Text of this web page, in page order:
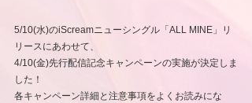
5/10(水)のiScreamニューシングル「ALL MINE」リ
リースにあわせて、
4/10(金)先行配信記念キャンペーンの実施が決定しま
した！
各キャンペーン詳細と注意事項をよくお読みにな